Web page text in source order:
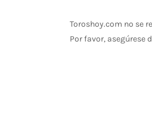
Toroshoy.com no se
Por favor, asegúrese